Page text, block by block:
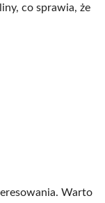
co sprawia, że
Warto